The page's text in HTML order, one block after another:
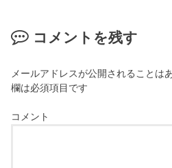
コメントを残す
メールアドレスが公開されることは
欄は必須項目です
コメント